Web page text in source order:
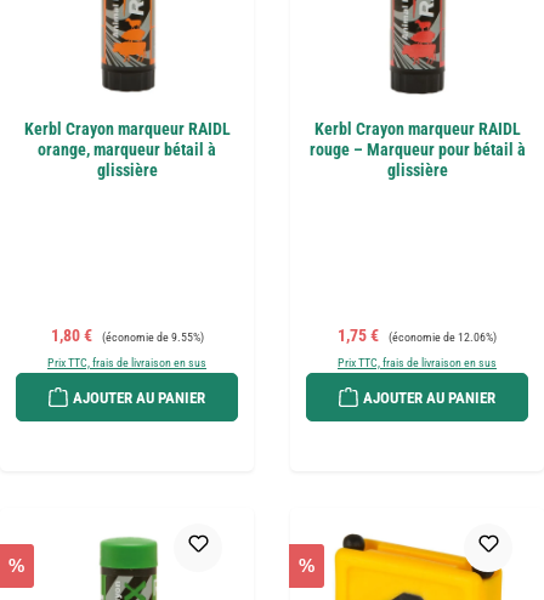
Kerbl Crayon marqueur RAIDL
orange, marqueur bétail à
glissière
Prix de vente :
1,80 € Prix régulier :
(économie de 9.55%)
Prix TTC, frais de livraison en sus
AJOUTER AU PANIER
Kerbl Crayon marqueur RAIDL
rouge – Marqueur pour bétail à
glissière
Prix de vente :
1,75 € Prix régulier :
(économie de 12.06%)
Prix TTC, frais de livraison en sus
AJOUTER AU PANIER
% %